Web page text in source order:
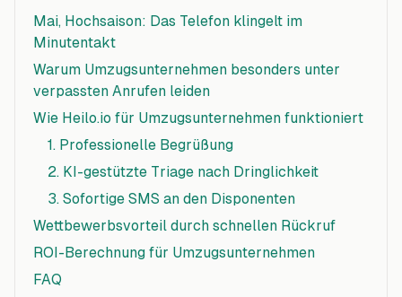
Mai, Hochsaison: Das Telefon klingelt im
Minutentakt
Warum Umzugsunternehmen besonders unter
verpassten Anrufen leiden
Wie Heilo.io für Umzugsunternehmen funktioniert
1. Professionelle Begrüßung
2. KI-gestützte Triage nach Dringlichkeit
3. Sofortige SMS an den Disponenten
Wettbewerbsvorteil durch schnellen Rückruf
ROI-Berechnung für Umzugsunternehmen
FAQ